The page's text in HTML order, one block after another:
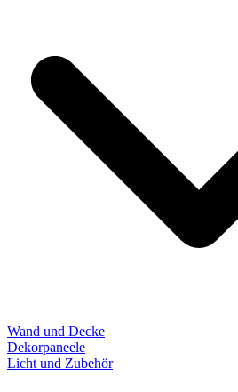
Wand und Decke
Dekorpaneele
Licht und Zubehör